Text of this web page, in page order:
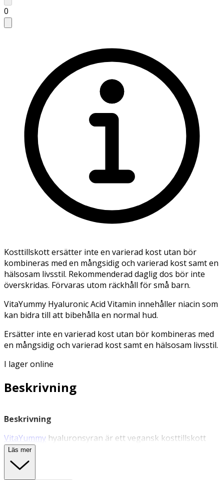
0
Kosttillskott ersätter inte en varierad kost utan bör
kombineras med en mångsidig och varierad kost samt en
hälsosam livsstil. Rekommenderad daglig dos bör inte
överskridas. Förvaras utom räckhåll för små barn.
VitaYummy Hyaluronic Acid Vitamin innehåller niacin som
kan bidra till att bibehålla en normal hud.
Ersätter inte en varierad kost utan bör kombineras med
en mångsidig och varierad kost samt en hälsosam livsstil.
I lager online
Beskrivning
Beskrivning
VitaYummy hyaluronsyran är ett vegansk kosttillskott
som innehåller hela 50 mg hyaluronsyra. Tillskottet
innehåller även niacin som bidrar till att bibehålla normal
hud och normala slemhinnor. Björnarnas goda smak
Läs mer